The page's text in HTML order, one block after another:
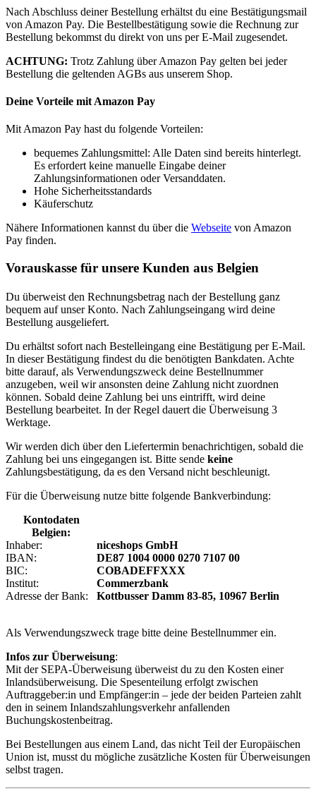
Nach Abschluss deiner Bestellung erhältst du eine Bestätigungsmail
von Amazon Pay. Die Bestellbestätigung sowie die Rechnung zur
Bestellung bekommst du direkt von uns per E-Mail zugesendet.
ACHTUNG: Trotz Zahlung über Amazon Pay gelten bei jeder
Bestellung die geltenden AGBs aus unserem Shop.
Deine Vorteile mit Amazon Pay
Mit Amazon Pay hast du folgende Vorteilen:
bequemes Zahlungsmittel: Alle Daten sind bereits hinterlegt.
Es erfordert keine manuelle Eingabe deiner
Zahlungsinformationen oder Versanddaten.
Hohe Sicherheitsstandards
Käuferschutz
Nähere Informationen kannst du über die Webseite von Amazon
Pay finden.
Vorauskasse für unsere Kunden aus Belgien
Du überweist den Rechnungsbetrag nach der Bestellung ganz
bequem auf unser Konto. Nach Zahlungseingang wird deine
Bestellung ausgeliefert.
Du erhältst sofort nach Bestelleingang eine Bestätigung per E-Mail.
In dieser Bestätigung findest du die benötigten Bankdaten. Achte
bitte darauf, als Verwendungszweck deine Bestellnummer
anzugeben, weil wir ansonsten deine Zahlung nicht zuordnen
können. Sobald deine Zahlung bei uns eintrifft, wird deine
Bestellung bearbeitet. In der Regel dauert die Überweisung 3
Werktage.
Wir werden dich über den Liefertermin benachrichtigen, sobald die
Zahlung bei uns eingegangen ist. Bitte sende keine
Zahlungsbestätigung, da es den Versand nicht beschleunigt.
Für die Überweisung nutze bitte folgende Bankverbindung:
Kontodaten
Belgien:
Inhaber:
niceshops GmbH
IBAN:
DE87 1004 0000 0270 7107 00
BIC:
COBADEFFXXX
Institut:
Commerzbank
Adresse der Bank:
Kottbusser Damm 83-85, 10967 Berlin
Als Verwendungszweck trage bitte deine Bestellnummer ein.
Infos zur Überweisung:
Mit der SEPA-Überweisung überweist du zu den Kosten einer
Inlandsüberweisung. Die Spesenteilung erfolgt zwischen
Auftraggeber:in und Empfänger:in – jede der beiden Parteien zahlt
den in seinem Inlandszahlungsverkehr anfallenden
Buchungskostenbeitrag.
Bei Bestellungen aus einem Land, das nicht Teil der Europäischen
Union ist, musst du mögliche zusätzliche Kosten für Überweisungen
selbst tragen.